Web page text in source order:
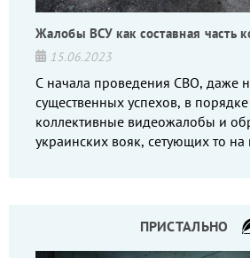
Жалобы ВСУ как составная часть
15.06.2023
С начала проведения СВО, даже
существенных успехов, в
коллективные видеожалобы и
украинских вояк, сетующих то на
ПРИСТАЛЬНО